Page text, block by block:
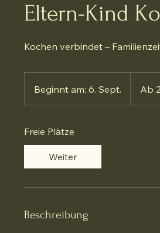
Eltern-Kind
Kochen verbindet –
Beginnt am: 6. Sept.
e
a
EuroAb
Freie Plätze
Weiter
Beschreibung